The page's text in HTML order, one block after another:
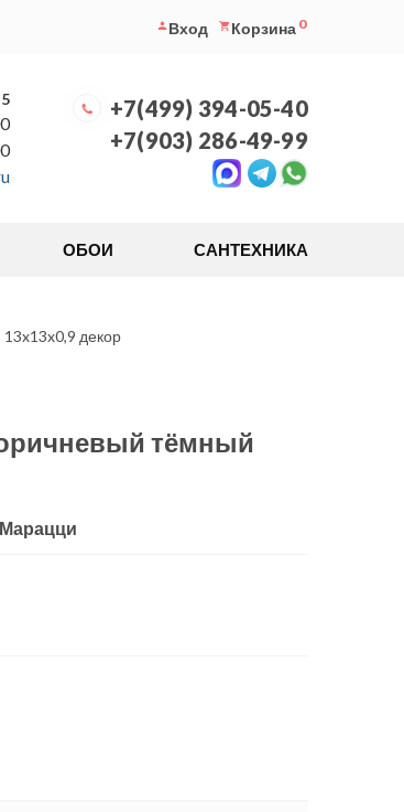
Вход Корзина 0
+7(499) 394-05-40
+7(903) 286-49-99
ОБОИ САНТЕХНИКА
декор
тёмный